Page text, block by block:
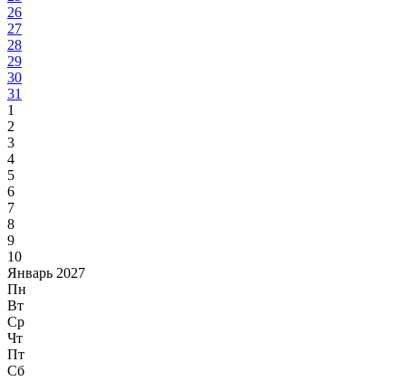
26
27
28
29
30
31
1
2
3
4
5
6
7
8
9
10
Январь 2027
Пн
Вт
Ср
Чт
Пт
Сб